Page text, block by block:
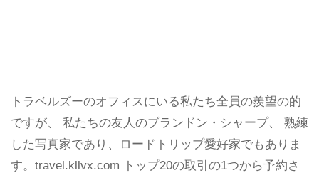
トラベルズーのオフィスにいる私たち全員の羨望の的
ですが、 私たちの友人のブランドン・シャープ、 熟練
した写真家であり、ロードトリップ愛好家でもありま
す。travel.kllvx.com トップ20の取引の1つから予約さ